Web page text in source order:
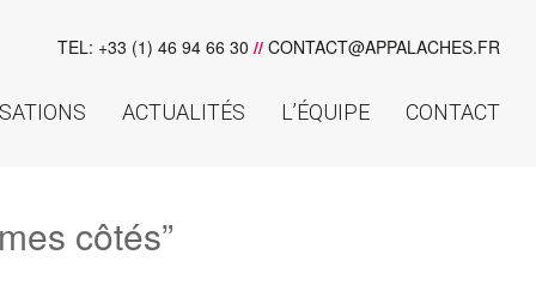
TEL: +33 (1) 46 94 66 30 // CONTACT@APPALACHES.FR
ACTUALITÉS L’ÉQUIPE CONTACT
côtés”